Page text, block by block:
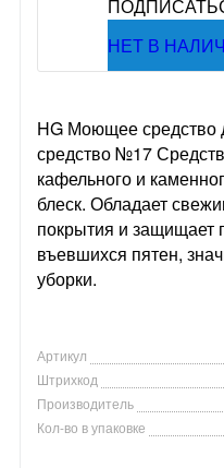
НЕТ В
HG Моющее средство
средство №17
кафельного и
блеск. Обладает
покрытия и защищает
въевшихся пятен,
уборки.
Артикул
Штрихкод
Производитель
Кол-во в упаковке